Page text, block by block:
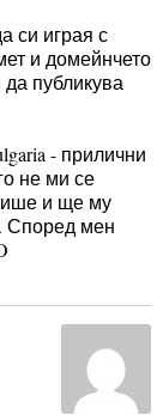
си играя с
и домейнчето
публикува
- прилични
не ми се
и ще му
Според мен